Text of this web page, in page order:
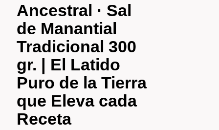
Ancestral · Sal
de Manantial
Tradicional 300
gr. | El Latido
Puro de la Tierra
que Eleva cada
Receta